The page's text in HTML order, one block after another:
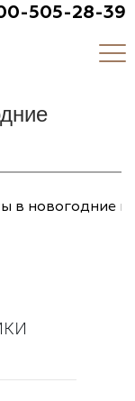
505-28-39
в новогодние